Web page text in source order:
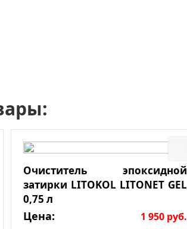
Очиститель эпоксидной
затирки LITOKOL LITONET GEL
0,75 л
Цена: 1 950 руб.